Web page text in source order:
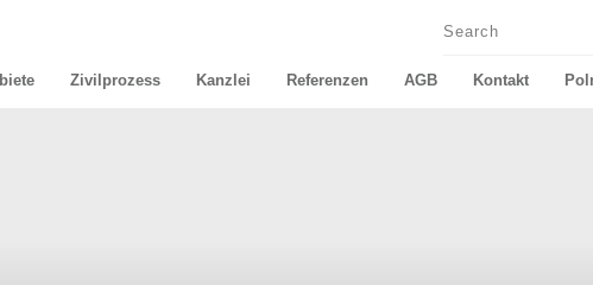
Zivilprozess Kanzlei Referenzen AGB Kontakt